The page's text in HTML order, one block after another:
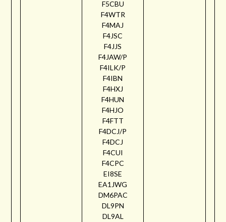
F5CBU
F4WTR
F4MAJ
F4JSC
F4JJS
F4JAW/P
F4ILK/P
F4IBN
F4HXJ
F4HUN
F4HJO
F4FTT
F4DCJ/P
F4DCJ
F4CUI
F4CPC
EI8SE
EA1JWG
DM6PAC
DL9PN
DL9AL